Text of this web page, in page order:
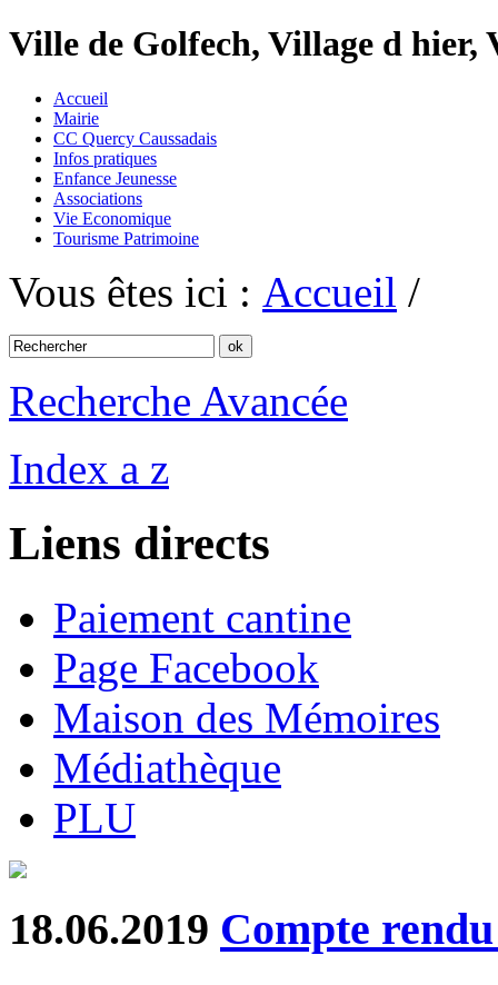
Ville de Golfech, Village d
Accueil
Mairie
CC Quercy Caussadais
Infos pratiques
Enfance Jeunesse
Associations
Vie Economique
Tourisme Patrimoine
Vous êtes ici : Accueil /
Recherche Avancée
Index a z
Liens directs
Paiement cantine
Page Facebook
Maison des Mémoires
Médiathèque
PLU
18.06.2019 Compte